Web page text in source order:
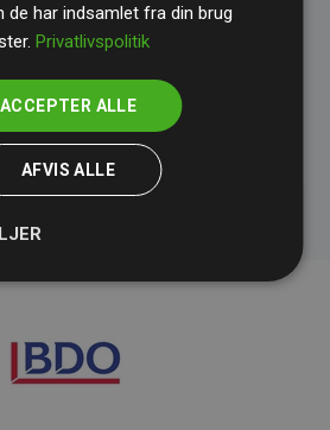
der støtter klimaprojekter
de har indsamlet fra din brug
Privatlivspolitik
ACCEPTER ALLE
AFVIS ALLE